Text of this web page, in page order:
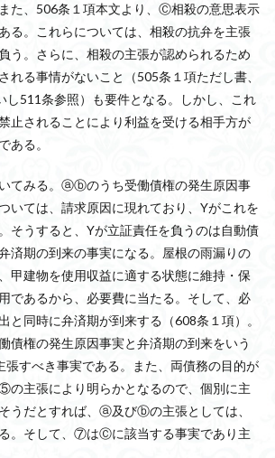
た、506条１項本文より、Ⓒ相殺の意思表示
る。これらについては、相殺の抗弁を主張
う。さらに、相殺の主張が認められるため
れる事情がないこと（505条１項ただし書、
し511条参照）も要件となる。しかし、これ
止されることにより利益を受ける相手方が
ある。
てみる。ⓐⓑのうち受働債権の発生原因事
いては、請求原因に現れており、Yがこれを
そうすると、Yが立証責任を負うのは自動債
済期の到来の事実になる。屋根の雨漏りの
甲建物を使用収益に適する状態に維持・保
であるから、必要費に当たる。そして、必
と同時に弁済期が到来する（608条１項）。
権の発生原因事実と弁済期の到来をいう
張すべき事実である。また、両債務の目的が
の主張により明らかとなるので、個別に主
うだとすれば、ⓐ及びⓑの主張としては、
。そして、⑦はⒸに該当する事実であり主